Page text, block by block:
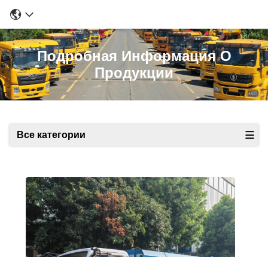
Подробная Информация О
Продукции
Все категории